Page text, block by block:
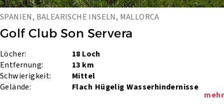
SPANIEN, BALEARISCHE INSELN, MALLORCA
Golf Club Son Servera
Löcher:
18 Loch
Entfernung:
13 km
Schwierigkeit:
Mittel
Gelände:
Flach Hügelig Wasserhindernisse
mehr